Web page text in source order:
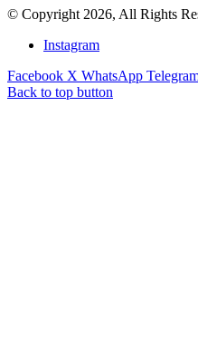
© Copyright 2026, All Rights
Instagram
Facebook X WhatsApp
Back to top button